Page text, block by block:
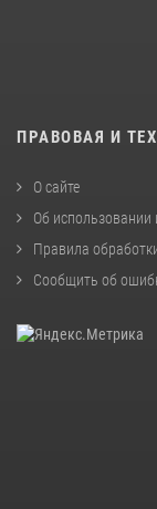
ПРАВОВАЯ И
О сайте
Об
Правила
Сообщить об